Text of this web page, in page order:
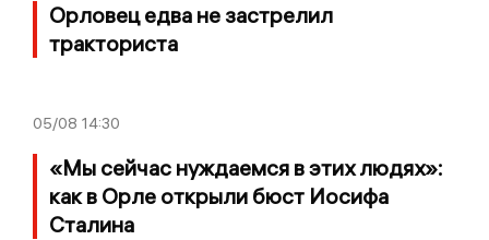
Орловец едва не застрелил
тракториста
05/08 14:30
«Мы сейчас нуждаемся в этих людях»:
как в Орле открыли бюст Иосифа
Сталина